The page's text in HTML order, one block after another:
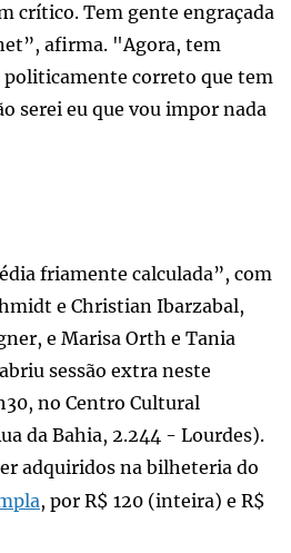
crítico. Tem gente engraçada
afirma. "Agora, tem
politicamente correto que tem
serei eu que vou impor nada
friamente calculada”, com
e Christian Ibarzabal,
e Marisa Orth e Tania
sessão extra neste
no Centro Cultural
da Bahia, 2.244 - Lourdes).
adquiridos na bilheteria do
, por R$ 120 (inteira) e R$